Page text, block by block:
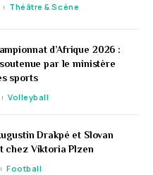
Théâtre & Scène
d’Afrique 2026 :
par le ministère
sports
Volleyball
Drakpé et Slovan
chez Viktoria Plzen
Football